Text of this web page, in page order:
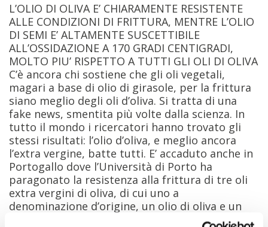
L’OLIO DI OLIVA E’ CHIARAMENTE RESISTENTE
ALLE CONDIZIONI DI FRITTURA, MENTRE L’OLIO
DI SEMI E’ ALTAMENTE SUSCETTIBILE
ALL’OSSIDAZIONE A 170 GRADI CENTIGRADI,
MOLTO PIU’ RISPETTO A TUTTI GLI OLI DI OLIVA
C’è ancora chi sostiene che gli oli vegetali,
magari a base di olio di girasole, per la frittura
siano meglio degli oli d’oliva. Si tratta di una
fake news, smentita più volte dalla scienza. In
tutto il mondo i ricercatori hanno trovato gli
stessi risultati: l’olio d’oliva, e meglio ancora
l’extra vergine, batte tutti. E’ accaduto anche in
Portogallo dove l’Università di Porto ha
paragonato la resistenza alla frittura di tre oli
extra vergini di oliva, di cui uno a
denominazione d’origine, un olio di oliva e un
olio di semi con alto contenuto di girasole.